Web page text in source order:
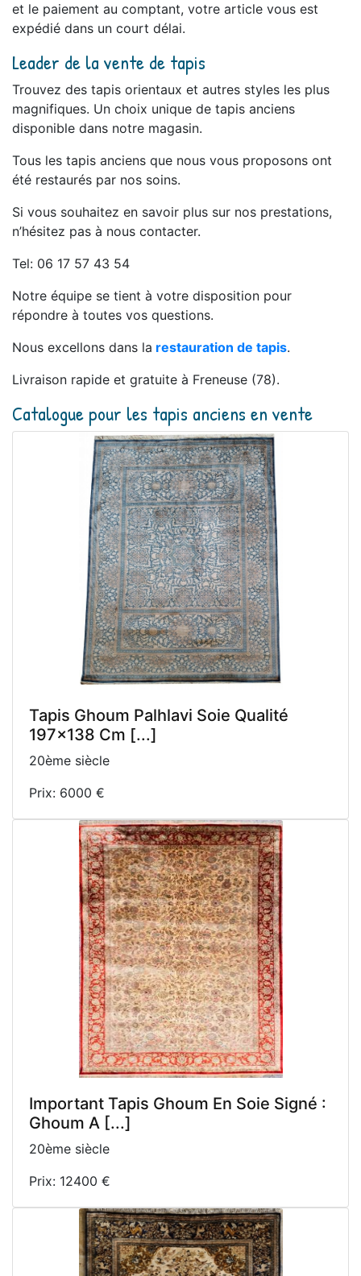
et le paiement au comptant, votre article vous est
expédié dans un court délai.
Leader de la vente de tapis
Trouvez des tapis orientaux et autres styles les plus
magnifiques. Un choix unique de tapis anciens
disponible dans notre magasin.
Tous les tapis anciens que nous vous proposons ont
été restaurés par nos soins.
Si vous souhaitez en savoir plus sur nos prestations,
n’hésitez pas à nous contacter.
Tel: 06 17 57 43 54
Notre équipe se tient à votre disposition pour
répondre à toutes vos questions.
Nous excellons dans la restauration de tapis.
Livraison rapide et gratuite à Freneuse (78).
Catalogue pour les tapis anciens en vente
Tapis Ghoum Palhlavi Soie Qualité
197x138 Cm [...]
20ème siècle
Prix: 6000 €
Important Tapis Ghoum En Soie Signé :
Ghoum A [...]
20ème siècle
Prix: 12400 €